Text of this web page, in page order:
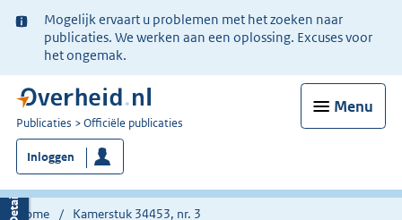
Ter
informatie:
Mogelijk ervaart u problemen met het zoeken naar
publicaties. We werken aan een oplossing. Excuses voor
het ongemak.
Menu
U
bent
nu
hier:
Publicaties Officiële publicaties
Inloggen
Home Kamerstuk 34453, nr. 3